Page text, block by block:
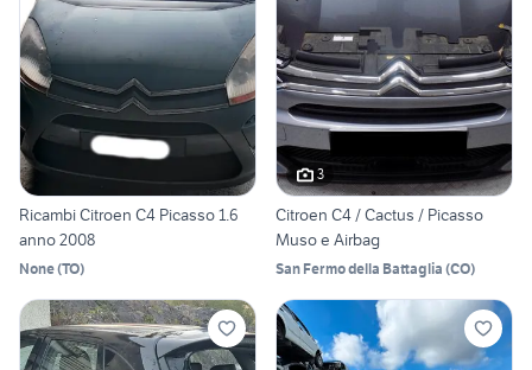
Ricambi Citroen C4 Picasso 1.6
anno 2008
None(TO)
3
Citroen C4 / Cactus / Picasso
Muso e Airbag
San Fermo della Battaglia (CO)